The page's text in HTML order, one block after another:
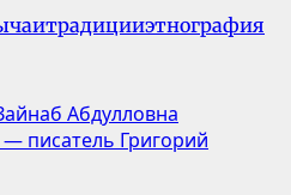
традицииэтнография
Абдулловна
писатель Григорий